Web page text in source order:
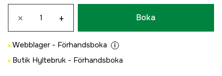
× + Boka
Webblager - Förhandsboka
Butik Hyltebruk - Förhandsboka